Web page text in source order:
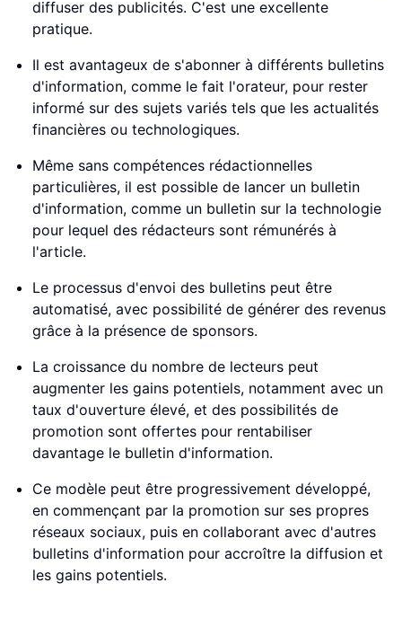
diffuser des publicités. C'est une excellente
pratique.
Il est avantageux de s'abonner à différents bulletins
d'information, comme le fait l'orateur, pour rester
informé sur des sujets variés tels que les actualités
financières ou technologiques.
Même sans compétences rédactionnelles
particulières, il est possible de lancer un bulletin
d'information, comme un bulletin sur la technologie
pour lequel des rédacteurs sont rémunérés à
l'article.
Le processus d'envoi des bulletins peut être
automatisé, avec possibilité de générer des revenus
grâce à la présence de sponsors.
La croissance du nombre de lecteurs peut
augmenter les gains potentiels, notamment avec un
taux d'ouverture élevé, et des possibilités de
promotion sont offertes pour rentabiliser
davantage le bulletin d'information.
Ce modèle peut être progressivement développé,
en commençant par la promotion sur ses propres
réseaux sociaux, puis en collaborant avec d'autres
bulletins d'information pour accroître la diffusion et
les gains potentiels.